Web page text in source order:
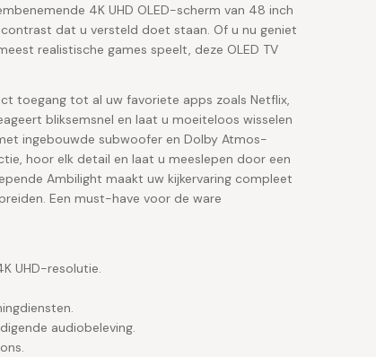
4K UHD OLED-scherm van 48 inch
dat u versteld doet staan. Of u nu geniet
realistische games speelt, deze OLED TV
toegang tot al uw favoriete apps zoals Netflix,
bliksemsnel en laat u moeiteloos wisselen
ingebouwde subwoofer en Dolby Atmos-
hoor elk detail en laat u meeslepen door een
Ambilight maakt uw kijkervaring compleet
Een must-have voor de ware
UHD-resolutie.
audiobeleving.